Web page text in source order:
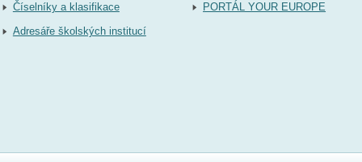
Číselníky a klasifikace
Adresáře školských institucí
PORTÁL YOUR EUROPE